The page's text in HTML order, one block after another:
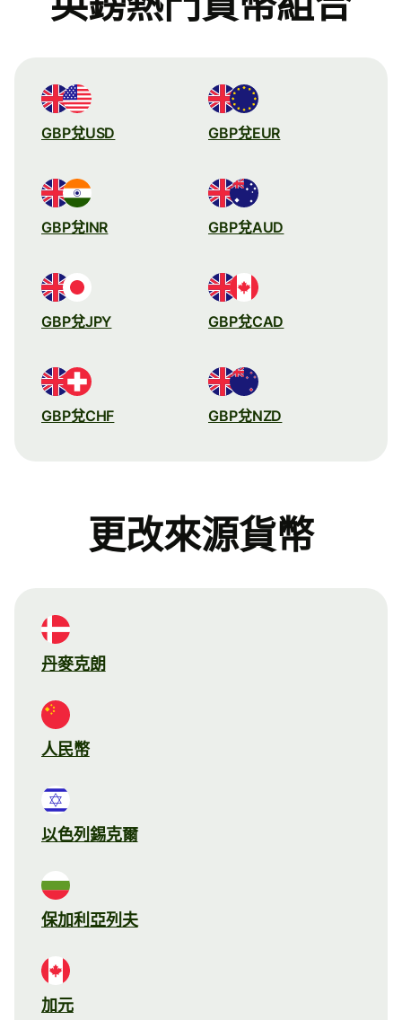
GBP兌USD GBP兌EUR
GBP兌INR GBP兌AUD
GBP兌JPY GBP兌CAD
GBP兌CHF GBP兌NZD
更改來源貨幣
丹麥克朗
人民幣
以色列錫克爾
保加利亞列夫
加元